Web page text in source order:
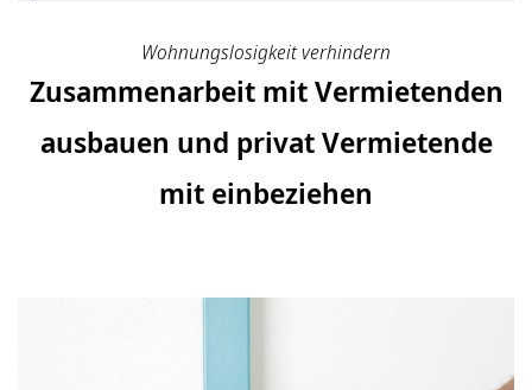
Wohnungslosigkeit verhindern
Zusammenarbeit mit Vermietenden
ausbauen und privat Vermietende
mit einbeziehen